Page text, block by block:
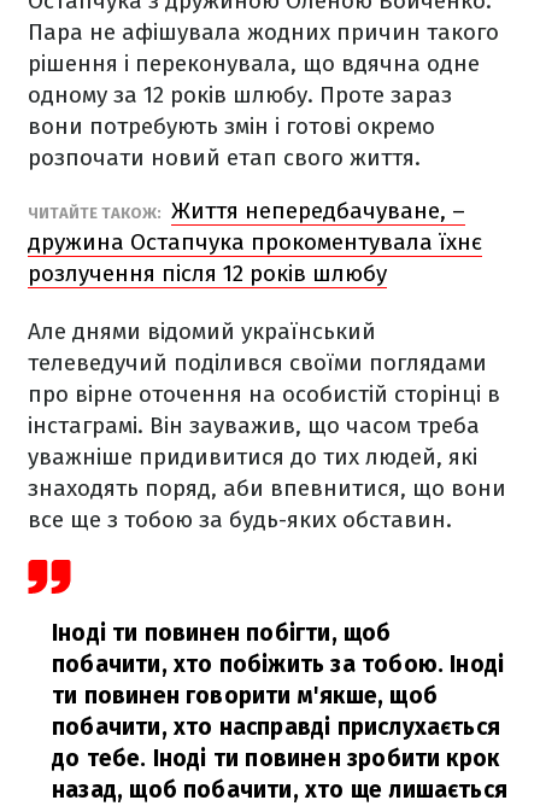
Пара не афішувала жодних причин такого
рішення і переконувала, що вдячна одне
одному за 12 років шлюбу. Проте зараз
вони потребують змін і готові окремо
розпочати новий етап свого життя.
ЧИТАЙТЕ ТАКОЖ: Життя непередбачуване, –
дружина Остапчука прокоментувала їхнє
розлучення після 12 років шлюбу
Але днями відомий український
телеведучий поділився своїми поглядами
про вірне оточення на особистій сторінці в
інстаграмі. Він зауважив, що часом треба
уважніше придивитися до тих людей, які
знаходять поряд, аби впевнитися, що вони
все ще з тобою за будь-яких обставин.
Іноді ти повинен побігти, щоб
побачити, хто побіжить за тобою. Іноді
ти повинен говорити м'якше, щоб
побачити, хто насправді прислухається
до тебе. Іноді ти повинен зробити крок
назад, щоб побачити, хто ще лишається